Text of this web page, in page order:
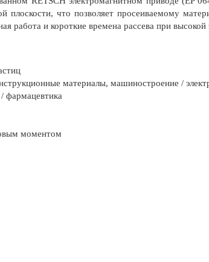
что позволяет просеиваемому
работа и короткие времена рассева при высокой
материалы, машиностроение /
фармацевтика
моментом